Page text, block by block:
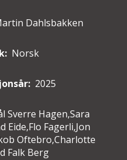
Dahlsbakken
Norsk
2025
Sverre Hagen,Sara
Eide,Flo Fagerli,Jon
Oftebro,Charlotte
Falk Berg